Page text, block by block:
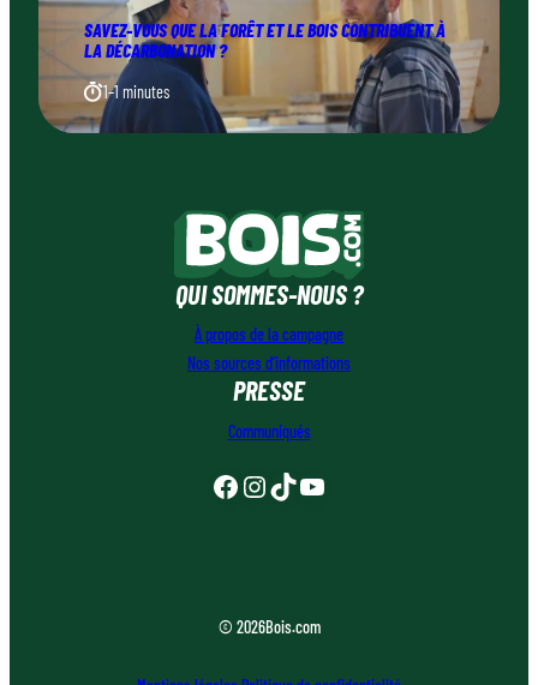
SAVEZ-VOUS QUE LA FORÊT ET LE BOIS CONTRIBUENT À
LA DÉCARBONATION ?
1–1 minutes
QUI SOMMES-NOUS ?
À propos de la campagne
Nos sources d’informations
PRESSE
Communiqués
Facebook
Instagram
TikTokYouTube
© 2026Bois.com